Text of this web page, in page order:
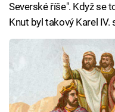
Severské říše". Když se
Knut byl takový Karel IV.